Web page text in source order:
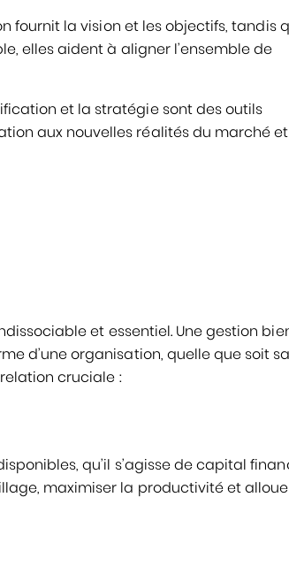
fournit la vision et les objectifs, tandis
elles aident à aligner l’ensemble de
et la stratégie sont des outils
aux nouvelles réalités du marché
et essentiel. Une gestion
d’une organisation, quelle que soit
cruciale :
qu’il s’agisse de capital
maximiser la productivité et